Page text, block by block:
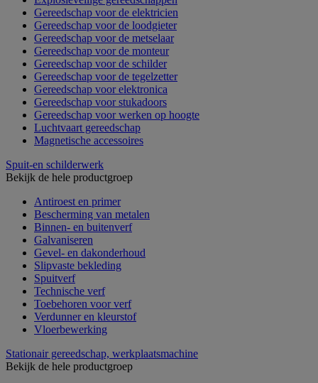
Gereedschap voor de elektricien
Gereedschap voor de loodgieter
Gereedschap voor de metselaar
Gereedschap voor de monteur
Gereedschap voor de schilder
Gereedschap voor de tegelzetter
Gereedschap voor elektronica
Gereedschap voor stukadoors
Gereedschap voor werken op hoogte
Luchtvaart gereedschap
Magnetische accessoires
Spuit-en schilderwerk
Bekijk de hele productgroep
Antiroest en primer
Bescherming van metalen
Binnen- en buitenverf
Galvaniseren
Gevel- en dakonderhoud
Slipvaste bekleding
Spuitverf
Technische verf
Toebehoren voor verf
Verdunner en kleurstof
Vloerbewerking
Stationair gereedschap, werkplaatsmachine
Bekijk de hele productgroep